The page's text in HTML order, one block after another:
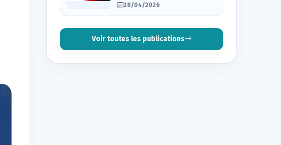
28/04/2026
Voir toutes les publications